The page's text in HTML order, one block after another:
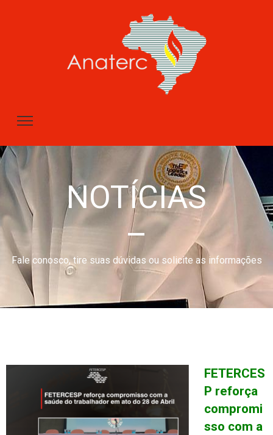
NOTÍCIAS
–
Fale conosco, tire suas dúvidas ou solicite as informações
FETERCES
P reforça
compromi
sso com a